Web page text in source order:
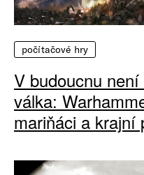
počítačové hry
V budoucnu
válka:
mariňáci a krajní